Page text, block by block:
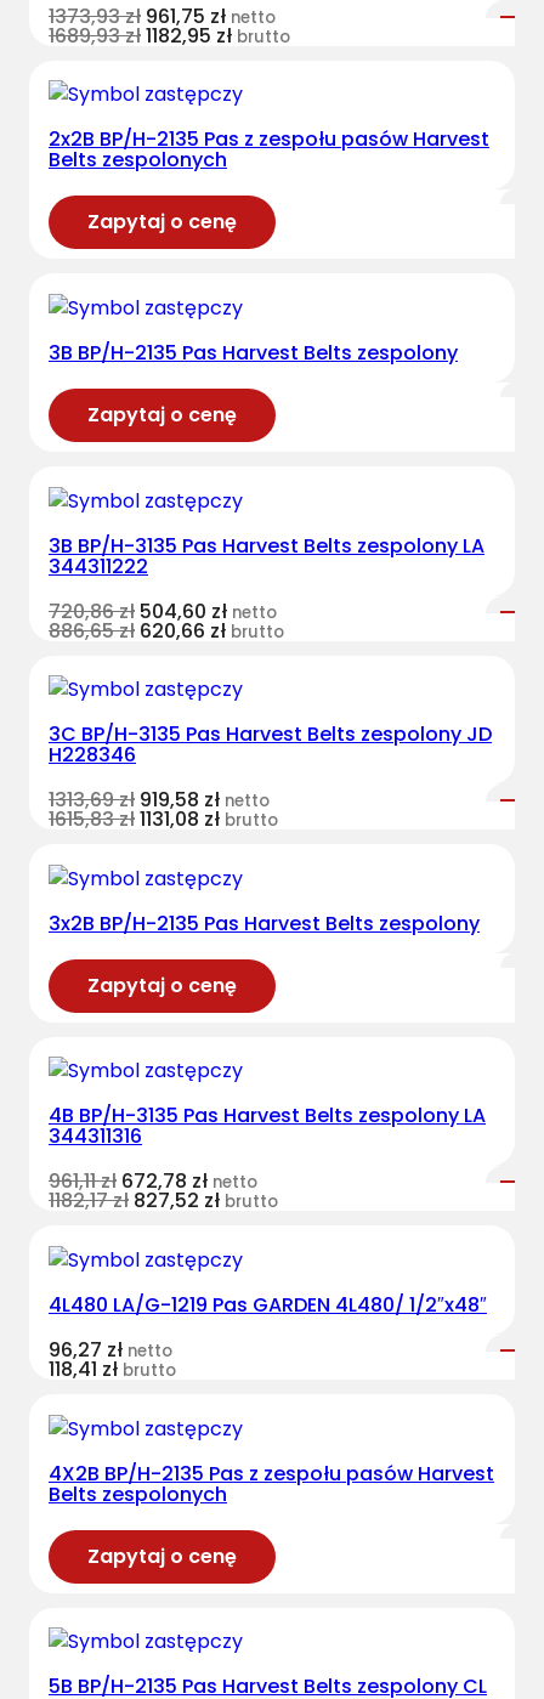
1373,93zł 961,75 zł netto
1689,93zł1182,95 zł brutto
2x2B BP/H-2135 Pas z zespołu pasów Harvest
Belts zespolonych
Zapytaj o cenę
3B BP/H-2135 Pas Harvest Belts zespolony
Zapytaj o cenę
3B BP/H-3135 Pas Harvest Belts zespolony LA
344311222
720,86zł 504,60 zł netto
886,65zł 620,66 zł brutto
3C BP/H-3135 Pas Harvest Belts zespolony JD
H228346
1313,69zł 919,58 zł netto
1615,83zł1131,08 zł brutto
3x2B BP/H-2135 Pas Harvest Belts zespolony
Zapytaj o cenę
4B BP/H-3135 Pas Harvest Belts zespolony LA
344311316
961,11zł 672,78 zł netto
1182,17zł 827,52 zł brutto
4L480 LA/G-1219 Pas GARDEN 4L480/ 1/2″x48″
96,27 zł netto
118,41 zł brutto
4X2B BP/H-2135 Pas z zespołu pasów Harvest
Belts zespolonych
Zapytaj o cenę
5B BP/H-2135 Pas Harvest Belts zespolony CL